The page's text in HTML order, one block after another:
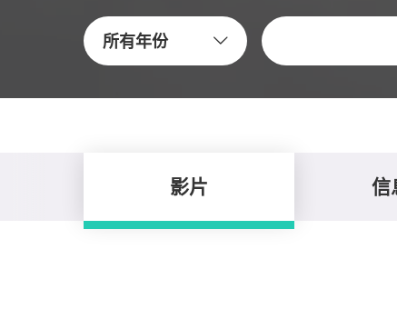
所有年份
关键字
影片 信